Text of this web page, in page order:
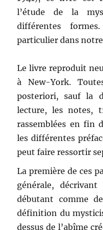
l’étude de la
différentes
particulier dans
Le livre reproduit
à New-York.
posteriori, sauf la
lecture, les notes,
rassemblées en fin
les différentes
peut faire ressortir
La première de ces
générale,
débutant comme
définition du
dessus de l’abîme